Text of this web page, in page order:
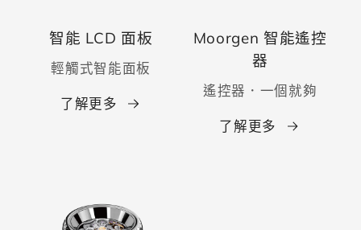
智能 LCD 面板
輕觸式智能面板
了解更多
Moorgen 智能遙控
器
遙控器．一個就夠
了解更多